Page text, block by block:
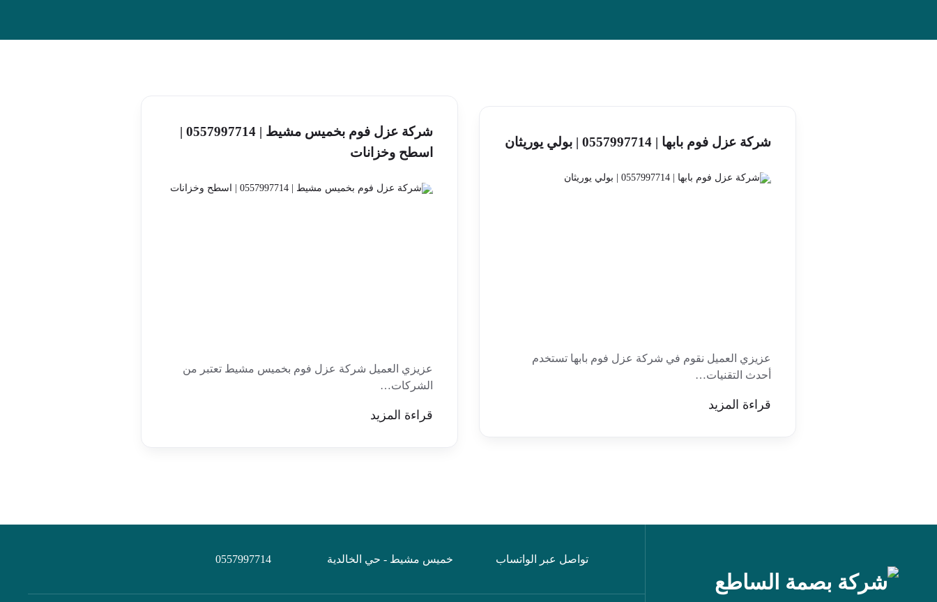
شركة عزل فوم بابها | 0557997714 | بولي يوريثان
عزيزي العميل نقوم في شركة عزل فوم بابها تستخدم
أحدث التقنيات…
قراءة المزيد
شركة عزل فوم بخميس مشيط | 0557997714 |
اسطح وخزانات
عزيزي العميل شركة عزل فوم بخميس مشيط تعتبر من
الشركات…
قراءة المزيد
تواصل عبر الواتساب خميس مشيط - حي الخالدية 0557997714